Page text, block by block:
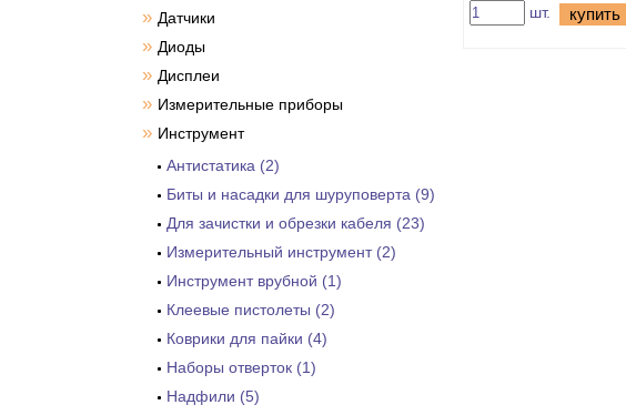
» Датчики
» Диоды
» Дисплеи
» Измерительные приборы
» Инструмент
Антистатика (2)
Биты и насадки для шуруповерта (9)
Для зачистки и обрезки кабеля (23)
Измерительный инструмент (2)
Инструмент врубной (1)
Клеевые пистолеты (2)
Коврики для пайки (4)
Наборы отверток (1)
Надфили (5)
шт. купить